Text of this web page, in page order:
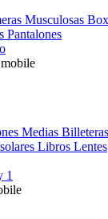
Musculosas
Pantalones
Medias Billeteras
Libros Lentes